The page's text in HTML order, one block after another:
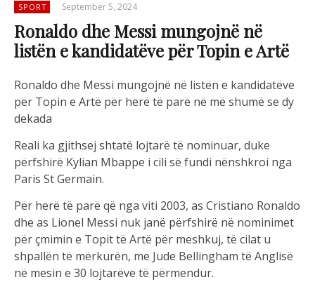
SPORT September 5, 2024
Ronaldo dhe Messi mungojnë në
listën e kandidatëve për Topin e Artë
Ronaldo dhe Messi mungojnë në listën e kandidatëve
për Topin e Artë për herë të parë në më shumë se dy
dekada
Reali ka gjithsej shtatë lojtarë të nominuar, duke
përfshirë Kylian Mbappe i cili së fundi nënshkroi nga
Paris St Germain.
Për herë të parë që nga viti 2003, as Cristiano Ronaldo
dhe as Lionel Messi nuk janë përfshirë në nominimet
për çmimin e Topit të Artë për meshkuj, të cilat u
shpallën të mërkurën, me Jude Bellingham të Anglisë
në mesin e 30 lojtarëve të përmendur.